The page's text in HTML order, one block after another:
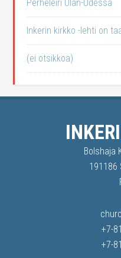
Perheleiri Ulan-Udessa
Inkerin kirkko -lehti on
(ei otsikkoa)
Bolshaja
191186
+7-
+7-